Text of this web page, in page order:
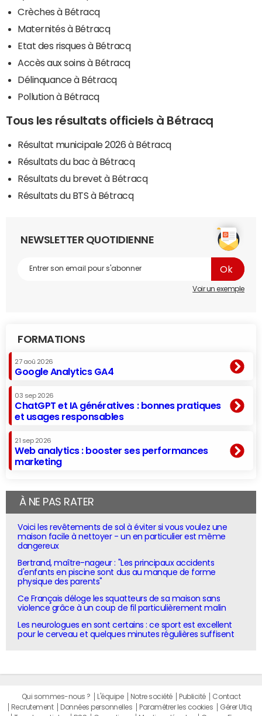
Crèches à Bétracq
Maternités à Bétracq
Etat des risques à Bétracq
Accès aux soins à Bétracq
Délinquance à Bétracq
Pollution à Bétracq
Tous les résultats officiels à Bétracq
Résultat municipale 2026 à Bétracq
Résultats du bac à Bétracq
Résultats du brevet à Bétracq
Résultats du BTS à Bétracq
NEWSLETTER QUOTIDIENNE
Voir un exemple
FORMATIONS
27 aoû 2026
Google Analytics GA4
03 sep 2026
ChatGPT et IA génératives : bonnes pratiques
et usages responsables
21 sep 2026
Web analytics : booster ses performances
marketing
À NE PAS RATER
Voici les revêtements de sol à éviter si vous voulez une
maison facile à nettoyer - un en particulier est même
dangereux
Bertrand, maître-nageur : "Les principaux accidents
d'enfants en piscine sont dus au manque de forme
physique des parents"
Ce Français déloge les squatteurs de sa maison sans
violence grâce à un coup de fil particulièrement malin
Les neurologues en sont certains : ce sport est excellent
pour le cerveau et quelques minutes régulières suffisent
Qui sommes-nous ? L'équipe Notre société Publicité
Contact
Recrutement
Données personnelles Paramétrer les cookies
Gérer Utiq